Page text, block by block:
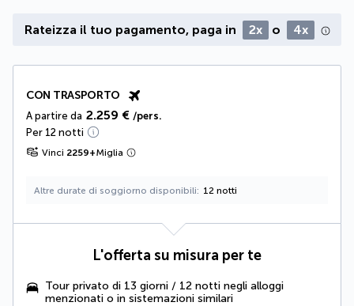
Rateizza il tuo pagamento, paga in 2x o 4x
CON TRASPORTO
A partire da 2.259 € /pers.
Per 12 notti
Vinci 2259+Miglia
Altre durate di soggiorno disponibili 12 notti
L'offerta su misura per te
Tour privato di 13 giorni / 12 notti negli alloggi
menzionati o in sistemazioni similari